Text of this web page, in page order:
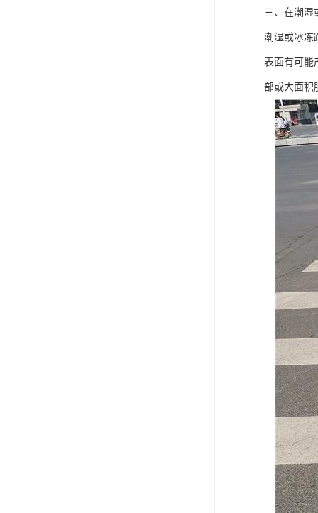
三、在潮湿
潮湿或冰冻
表面有可能
部或大面积